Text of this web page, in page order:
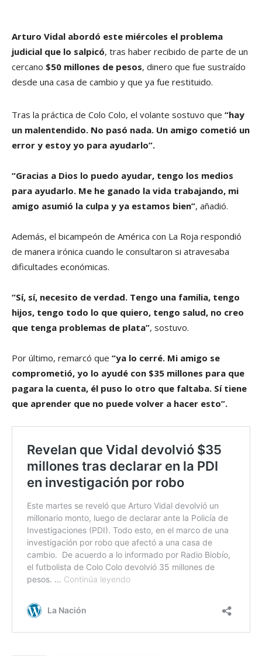
Arturo Vidal abordó este miércoles el problema
judicial que lo salpicó, tras haber recibido de parte de un
cercano $50 millones de pesos, dinero que fue sustraído
desde una casa de cambio y que ya fue restituido.
Tras la práctica de Colo Colo, el volante sostuvo que “hay
un malentendido. No pasó nada. Un amigo cometió un
error y estoy yo para ayudarlo”.
“Gracias a Dios lo puedo ayudar, tengo los medios
para ayudarlo. Me he ganado la vida trabajando, mi
amigo asumió la culpa y ya estamos bien”, añadió.
Además, el bicampeón de América con La Roja respondió
de manera irónica cuando le consultaron si atravesaba
dificultades económicas.
“Sí, sí, necesito de verdad. Tengo una familia, tengo
hijos, tengo todo lo que quiero, tengo salud, no creo
que tenga problemas de plata”, sostuvo.
Por último, remarcó que “ya lo cerré. Mi amigo se
comprometió, yo lo ayudé con $35 millones para que
pagara la cuenta, él puso lo otro que faltaba. Sí tiene
que aprender que no puede volver a hacer esto”.